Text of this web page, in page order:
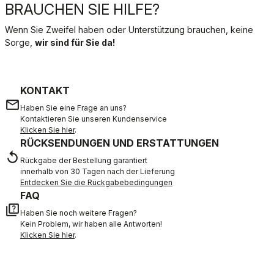
BRAUCHEN SIE HILFE?
Wenn Sie Zweifel haben oder Unterstützung brauchen, keine
Sorge, wir sind für Sie da!
email
KONTAKT
Haben Sie eine Frage an uns?
Kontaktieren Sie unseren Kundenservice
Klicken Sie hier.
replay
RÜCKSENDUNGEN UND ERSTATTUNGEN
Rückgabe der Bestellung garantiert
innerhalb von 30 Tagen nach der Lieferung
Entdecken Sie die Rückgabebedingungen
quiz
FAQ
Haben Sie noch weitere Fragen?
Kein Problem, wir haben alle Antworten!
Klicken Sie hier.